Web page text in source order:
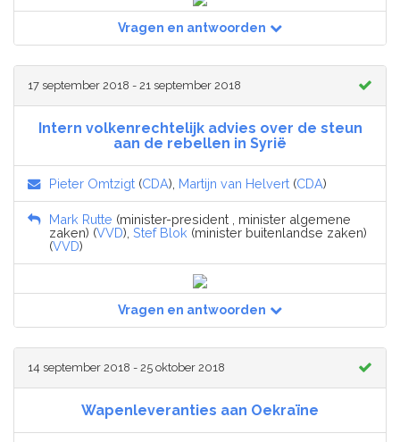
Vragen en antwoorden
17 september 2018 - 21 september 2018
Intern volkenrechtelijk advies over de steun
aan de rebellen in Syrië
Pieter Omtzigt (CDA), Martijn van Helvert (CDA)
Mark Rutte (minister-president , minister algemene
zaken) (VVD), Stef Blok (minister buitenlandse zaken)
(VVD)
Vragen en antwoorden
14 september 2018 - 25 oktober 2018
Wapenleveranties aan Oekraïne